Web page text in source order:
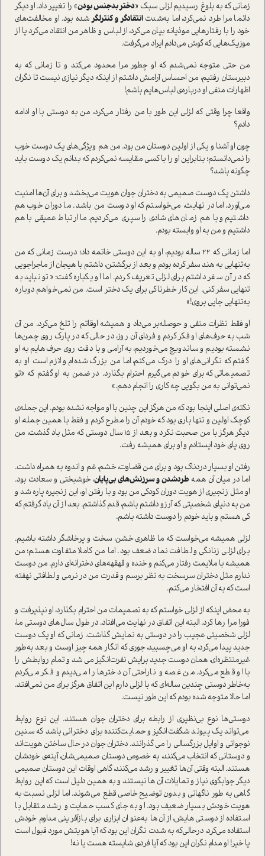
زمانی که به بلوغ رسیدیم لزلی سبک «دختر بدجنس بودن» را تغییر داد. او دیگر
دائما مرا طرد نمی‌کرد، اما به‌شدتانتقادگر و کنترلگرشده بود. او مخالفت‌های
خود را با رفتارهایی موذیانه بیان می‌کرد، از لباس و ظاهر من انتقاد می‌کرد یا از
موزیک‌هایی که گوش می‌دادم ایراد می‌گرفت.
من حتی متوجه نمی‌شدم که او چطور مرا محدود می‌کند و تا زمانی که به
دبیرستان رفتیم، من احساس آرامش داشتم از اینکه دیگر نیازی نیست تا نگران
اظهارات منفی او درباره‌ی لباس‌هایم باشم!
واقعا چرا وقتی که لزلی این طور با من رفتار می‌کرد، من به دوستی با او ادامه
دادم؟
چون او آشنا و یکی از اولین دوستان من بود. من هم ویژگی‌های یک دوست خوب
را نمی‌دانستم؛ بنابراین او را با کسی مقایسه نمی‌کردم که بدانم یک دوست باید
چگونه باشد؟
داشتن یک دوست صمیمی به دختران جوان هویت می‌بخشد و برای آن‌ها امنیت
می‌آورد. اما در نهایت، می‌خواستم که او دوست من باشد. ما دوران خوب هم
داشتیم و با هم زمان‌های شادی را سپری می‌کردیم. ما ارتباط عمیقی با هم
داشتیم و من به او وابسته بودم.
اما زمانی که 22 ساله بودیم، او به این دوستی خاتمه داد؛ درست زمانی که من
به‌تنهایی به هند سفر کرده بودم و بعد از برگشتن، داشتم با هیجان از ماجراجویی
که در آن سفر داشتم برای لزلی تعریف کردم. اما او یکباره گفت: «تو نباید به
تنهایی سفر کنی. این کار خطرناکی برای یک دختر است. من نمی‌خواهم دوباره
به‌تنهایی جایی بروی!»
او فقط نظرات منفی و حوصله‌بر می‌داد و همیشه اوقاتم را تلخ می‌کرد. من آن
شب به حرف‌های او فکر کردم و فردای آن روز، در حالی که در پارک روی چمن‌ها
نشسته بودیم و ساندویچ می‌خوردیم، به آرامی و با دقت روی حرف‌هایم به او
گفتم که نگرانی‌های او را درک می‌کنم، اما من بزرگ شده‌ام و لازم است او به
تصمیماتی که برای خودم می‌گیرم احترام بگذارد. در ضمن به او گفتم که «تو
نمی‌توانی به من بگویی چه کاری را انجام دهم.»
نکته‌ی اصلی اینجا بود که من هرگز این چنین با او مواجه نشده بودم. این جمله‌ی
کوچک اولین و تنها باری بود که خودم آن را مطرح کردم و فقط با همین جمله، او
دیگر هرگز با من صحبت نکرد و بعد از 15 سال دوستی که مثل باد گذشت، من
روی پای خود ایستادم و او برای همیشه رفت.
رفتن او بسیار دردناک بود و برای من قضاوت، خشم، غم و اندوه به همراه داشت.
اما در میان آن همه طرد‌شدن و سرزنش‌های بی‌پایان، خوشبختی و سعادت بود.
او مثل زنجیری از هویت دوران کودکی من بود و با رفتن او، این زنجیره پاره شد و
من به دنیای شخصیتی که آرزو داشتم باشم، قدم گذاشتم. بعد از آن یاد گرفتم که
کی هستم و باید خودم را دوست داشته باشم.
لزلی همیشه می‌خواست که ما ظاهری خشن، سخت و پرخاشگر داشته باشیم.
برای لزلی زنانگی و لطافت نماد ضعف بود. اما من کاملا متفاوت هستم؛ من
همیشه با ملایمت رفتار می‌کنم و خنده و قهقهه‌های دخترانه‌ای دارم. من دوست
ندارم مثل دختران سرسخت به نظر برسم و قدرت من در نرمی و لطافتی نهفته
است که به آن افتخار می‌کنم.
به محض اینکه از لزلی خواستم که به تصمیمات من احترام بگذارد، او نپذیرفت و
فورا مرا رها کرد. البته این اتفاق در نهایت می‌افتاد. در طول سال‌های دوستی ما،
لزلی شخصیتی عجیب را در دوستی به نمایش گذاشت. زمانی که او یک دوست
جدید پیدا می‌کرد، به او می‌چسبید، جوری که انگار همه چیز اوست و بعد به‌طور
غیر‌منتظره‌ای، همان دوست جدید برایش نفرت‌انگیز می شد و تمام روابطش را
با او قطع می‌کرد. من غصه و ناراحتی آن دخترها را می‌دیدم و فکر می‌کردم
به‌خاطر دوستی چندین ساله‌ای که با لزلی دارم این اتفاق هرگز برای من نمی‌افتد.
اما حالا متوجه شده بودم که این طور نیست.
دوستی‌ها نوع بی‌نظیری از رابطه برای دختران جوان هستند. این نوع روابط
می‌تواند یک پیوند شگفت‌انگیز و حمایت‌کننده برای دخترانی باشد که سنین
نوجوانی و اوایل بزرگسالی را می گذرانند. دختران جوان در حال ساختن هویت‌اند
و دوستانی که انتخاب می‌کنند، به خصوص دوستان صمیمی‌شان، آینه‌ی خودشان
هستند. البته وقتی آن‌ها تغییر و رشد می‌کنند، گاهی اوقات این دوستان صمیمی
دیگر جوابگوی نیاز و تمایلات آن ها نیستند و به همین دلیل است که این روابط
گاهی به طور ناگهانی و بدون توضیح خاصی قطع می‌شوند. اما لزلی نسبت به
هویت خودش بسیار ضعیف بود. او به جای کسب حمایت و رشد متقابل با
استفاده از دوستی‌هایش، از آن‌ها به‌عنوان ابزاری برای بازآفرینی مداوم خودش
استفاده می‌کرد، در‌حالی‌که به شدت نگران این بود که آیا هویتش مورد قبول است
یا خیر! او مدام نگران این بود که آیا فردی شایسته هست یا نه!